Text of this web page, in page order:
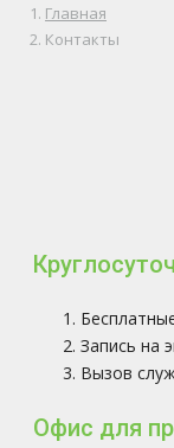
Главная
Контакты
Запись на
Вызов
Офис для